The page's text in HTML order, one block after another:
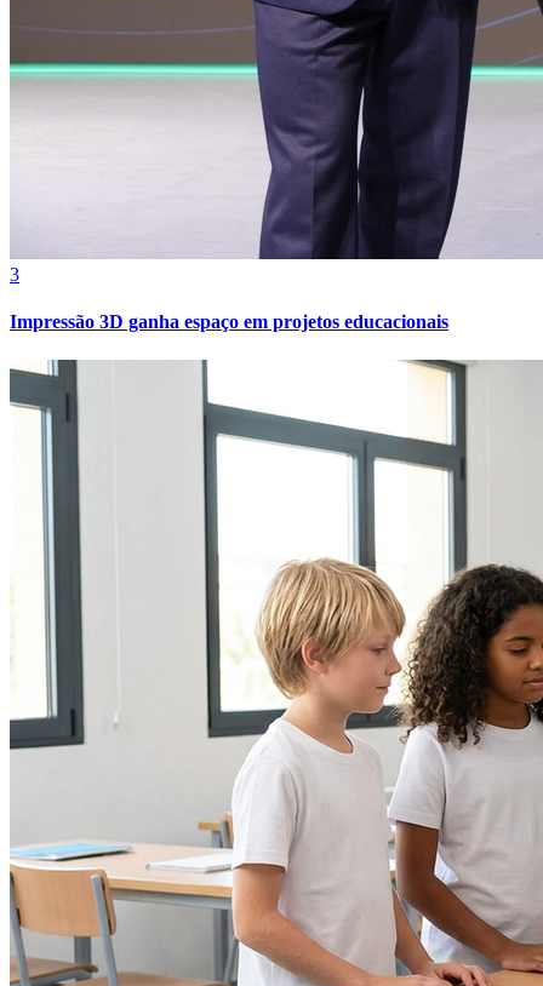
3
Impressão 3D ganha espaço em projetos educacionais